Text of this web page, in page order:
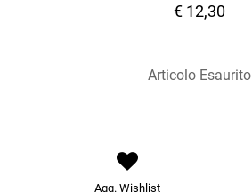
€ 12,30
Articolo Esaurito
Agg. Wishlist